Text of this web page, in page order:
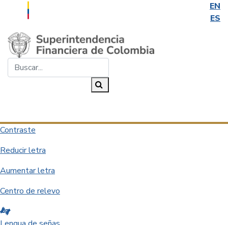
EN
ES
Saltar al contenido principal
Contraste
Reducir letra
Aumentar letra
Centro de relevo